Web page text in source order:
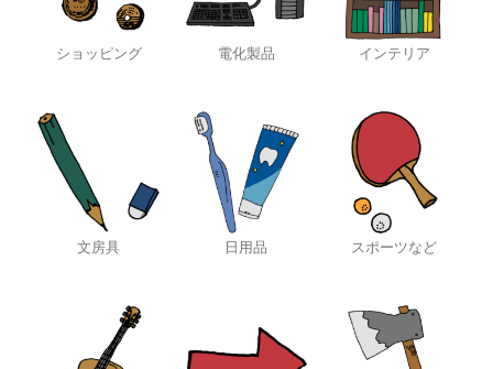
ショッピング 電化製品 インテリア
文房具 日用品 スポーツなど